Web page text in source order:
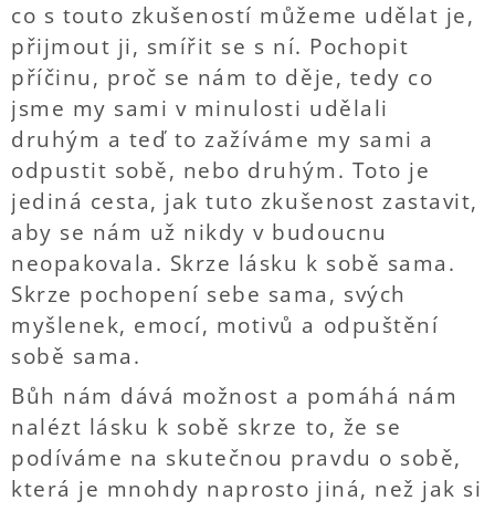
co s touto zkušeností můžeme udělat je,
přijmout ji, smířit se s ní. Pochopit
příčinu, proč se nám to děje, tedy co
jsme my sami v minulosti udělali
druhým a teď to zažíváme my sami a
odpustit sobě, nebo druhým. Toto je
jediná cesta, jak tuto zkušenost zastavit,
aby se nám už nikdy v budoucnu
neopakovala. Skrze lásku k sobě sama.
Skrze pochopení sebe sama, svých
myšlenek, emocí, motivů a odpuštění
sobě sama.
Bůh nám dává možnost a pomáhá nám
nalézt lásku k sobě skrze to, že se
podíváme na skutečnou pravdu o sobě,
která je mnohdy naprosto jiná, než jak si